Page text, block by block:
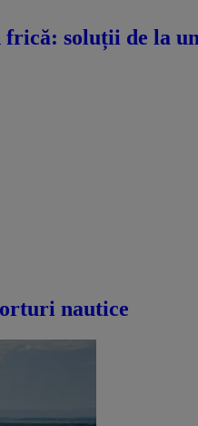
frică: soluții de la
nautice